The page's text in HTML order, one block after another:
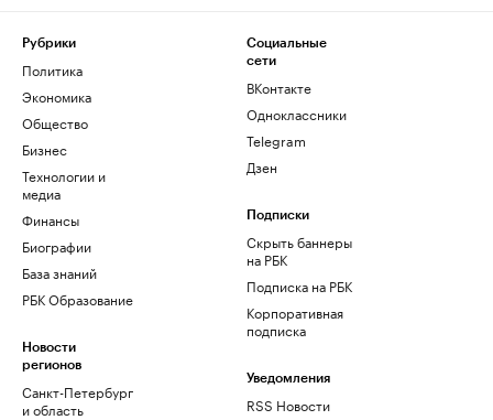
Рубрики
Политика
Экономика
Общество
Бизнес
Технологии и
медиа
Финансы
Биографии
База знаний
РБК Образование
Новости
регионов
Санкт-Петербург
и область
Социальные
сети
ВКонтакте
Одноклассники
Telegram
Дзен
Подписки
Скрыть баннеры
на РБК
Подписка на РБК
Корпоративная
подписка
Уведомления
RSS Новости